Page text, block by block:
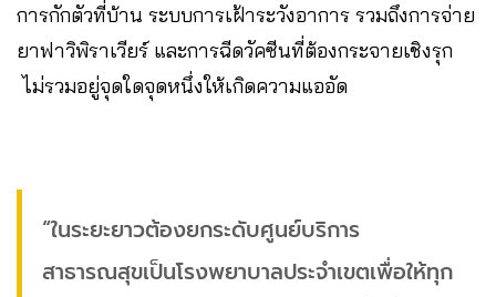
การกักตัวที่บ้าน ระบบการเฝ้าระวังอาการ​ รวมถึงการจ่าย
ยาฟาวิพิราเวียร์​ และการฉีดวัคซีนที่ต้องกระจายเชิงรุก​
ไม่รวมอยู่จุดใดจุดหนึ่งให้เกิดความแออัด​
“ในระยะยาวต้องยกระดับศูนย์บริการ
สาธารณสุขเป็นโรงพยาบาลประจำเขตเพื่อให้ทุก